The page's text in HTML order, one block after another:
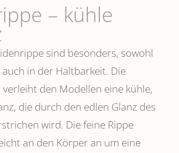
– kühle
sind besonders, sowohl
in der Haltbarkeit. Die
den Modellen eine kühle,
die durch den edlen Glanz des
wird. Die feine Rippe
an den Körper an um eine